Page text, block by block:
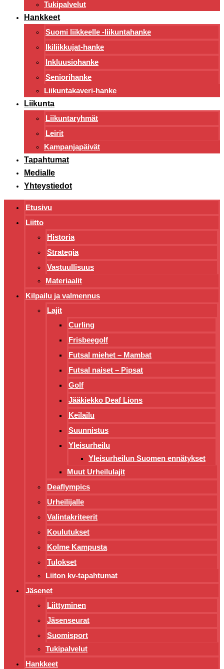
Tukipalvelut
Hankkeet
Suomi liikkeelle -liikuntahanke
Ikiliikkujat-hanke
Inkluusiohanke
Seniorihanke
Liikuntakaveri-hanke
Liikunta
Liikuntaryhmät
Leirit
Kampanjapäivät
Tapahtumat
Medialle
Yhteystiedot
Etusivu
Liitto
Historia
Strategia
Vastuullisuus
Materiaalit
Kilpailu ja valmennus
Lajit
Curling
Frisbeegolf
Futsal miehet – Mambat
Futsal naiset – Pipsat
Golf
Jääkiekko Deaf Lions
Keilailu
Suunnistus
Yleisurheilu
Yleisurheilun Suomen ennätykset
Muut Urheilulajit
Deaflympics
Urheilijalle
Valintakriteerit
Koulutukset
Kolme Kampusta
Tulokset
Liiton kv-tapahtumat
Jäsenet
Liittyminen
Jäsenseurat
Suomisport
Tukipalvelut
Hankkeet